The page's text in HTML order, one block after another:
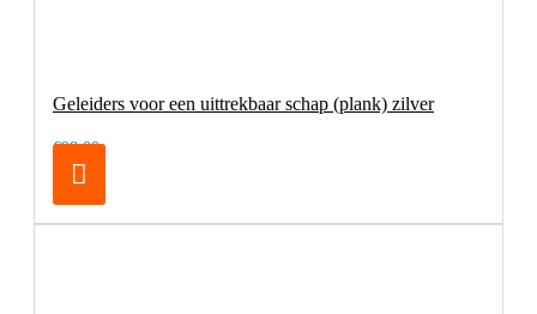
Geleiders voor een uittrekbaar schap (plank) zilver
€98,00